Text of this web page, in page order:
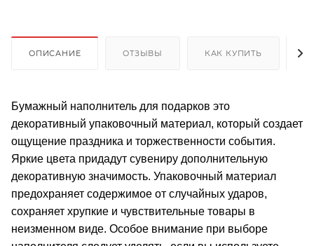
ОПИСАНИЕ ОТЗЫВЫ КАК КУПИТЬ
Бумажный наполнитель для подарков это
декоративный упаковочный материал, который создает
ощущение праздника и торжественности события.
Яркие цвета придадут сувениру дополнительную
декоративную значимость. Упаковочный материал
предохраняет содержимое от случайных ударов,
сохраняет хрупкие и чувствительные товары в
неизменном виде. Особое внимание при выборе